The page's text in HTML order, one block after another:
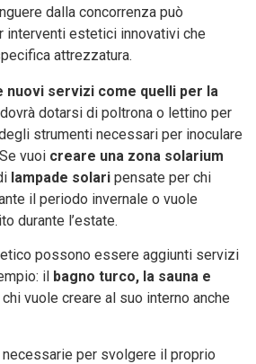
dalla concorrenza può
interventi estetici innovativi che
attrezzatura.
nuovi servizi come quelli per la
dovrà dotarsi di poltrona o lettino per
strumenti necessari per inoculare
vuoi creare una zona solarium
lampade solari pensate per chi
il periodo invernale o vuole
durante l’estate.
possono essere aggiunti servizi
il bagno turco, la sauna e
chi vuole creare al suo interno anche
per svolgere il proprio